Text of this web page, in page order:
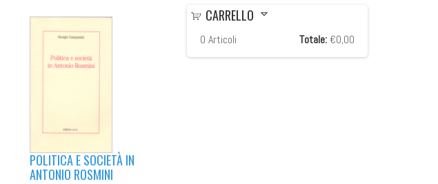
POLITICA E SOCIETÀ IN
ANTONIO ROSMINI
CARRELLO
0 Articoli Totale: €0,00